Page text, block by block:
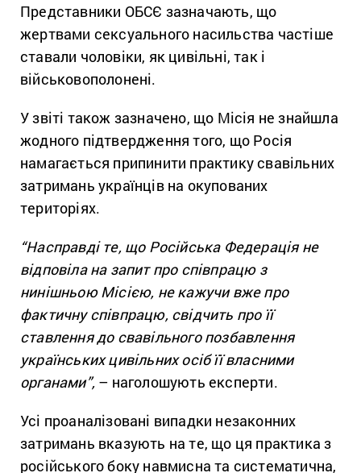
Представники ОБСЄ зазначають, що
жертвами сексуального насильства частіше
ставали чоловіки, як цивільні, так і
військовополонені.
У звіті також зазначено, що Місія не знайшла
жодного підтвердження того, що Росія
намагається припинити практику свавільних
затримань українців на окупованих
територіях.
“Насправді те, що Російська Федерація не
відповіла на запит про співпрацю з
нинішньою Місією, не кажучи вже про
фактичну співпрацю, свідчить про її
ставлення до свавільного позбавлення
українських цивільних осіб її власними
органами”, – наголошують експерти.
Усі проаналізовані випадки незаконних
затримань вказують на те, що ця практика з
російського боку навмисна та систематична,